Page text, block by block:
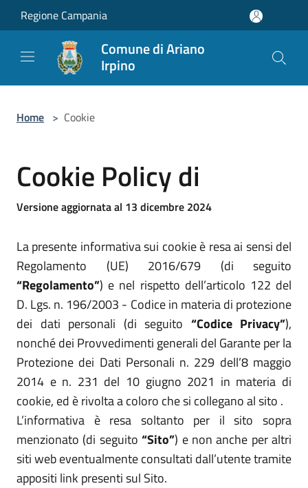
Salta al contenuto principale
Regione Campania
Comune di Ariano
Irpino
Home > Cookie
Cookie Policy di
Versione aggiornata al 13 dicembre 2024
La presente informativa sui cookie è resa ai sensi del
Regolamento (UE) 2016/679 (di seguito
“Regolamento”) e nel rispetto dell’articolo 122 del
D. Lgs. n. 196/2003 - Codice in materia di protezione
dei dati personali (di seguito “Codice Privacy”),
nonché dei Provvedimenti generali del Garante per la
Protezione dei Dati Personali n. 229 dell’8 maggio
2014 e n. 231 del 10 giugno 2021 in materia di
cookie, ed è rivolta a coloro che si collegano al sito .
L’informativa è resa soltanto per il sito sopra
menzionato (di seguito“Sito”) e non anche per altri
siti web eventualmente consultati dall’utente tramite
appositi link presenti sul Sito.